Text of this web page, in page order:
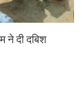
ने दी दबिश